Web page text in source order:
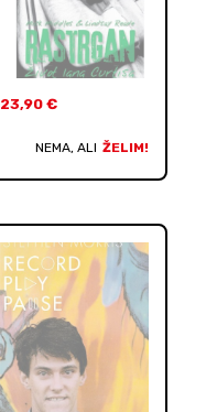
23,90 €
NEMA, ALI ŽELIM!